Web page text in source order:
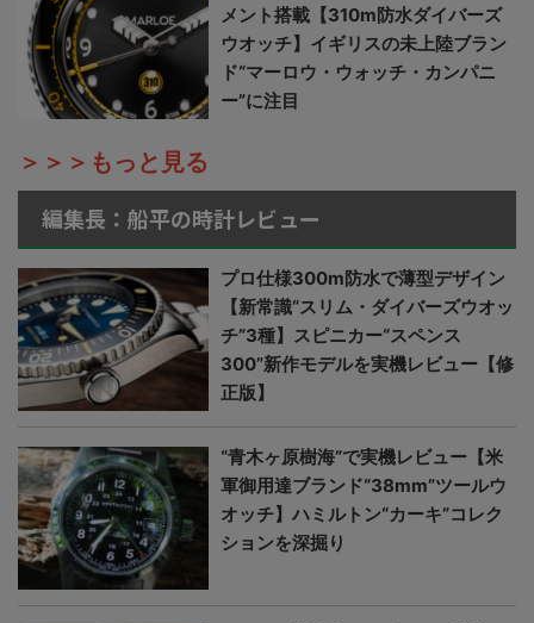
メント搭載【310m防水ダイバーズ
ウオッチ】イギリスの未上陸ブラン
ド“マーロウ・ウォッチ・カンパニ
ー”に注目
＞＞＞もっと見る
編集長：船平の時計レビュー
プロ仕様300m防水で薄型デザイン
【新常識“スリム・ダイバーズウオッ
チ”3種】スピニカー“スペンス
300”新作モデルを実機レビュー【修
正版】
“青木ヶ原樹海”で実機レビュー【米
軍御用達ブランド“38mm”ツールウ
オッチ】ハミルトン“カーキ”コレク
ションを深掘り